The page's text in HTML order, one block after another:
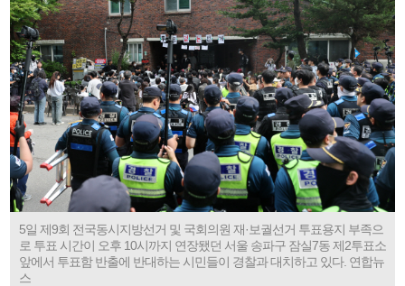
5일 제9회 전국동시지방선거 및 국회의원 재·보궐선거 투표용지 부족으
로 투표 시간이 오후 10시까지 연장됐던 서울 송파구 잠실7동 제2투표소
앞에서 투표함 반출에 반대하는 시민들이 경찰과 대치하고 있다. 연합뉴
스